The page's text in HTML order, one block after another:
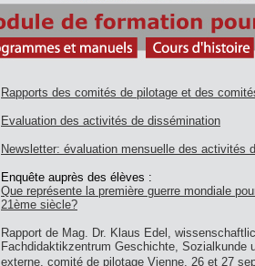
Rapports des comités de pilotage et des
Evaluation des activités de dissémination
Newsletter: évaluation mensuelle des activités
Enquête auprès des élèves :
Que représente la première guerre mondiale
21ème siècle?
Rapport de Mag. Dr. Klaus Edel,
Fachdidaktikzentrum Geschichte,
externe, comité de pilotage Vienne, 26 et 27